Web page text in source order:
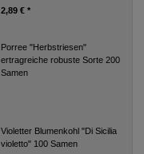
2,89 € *
Porree "Herbstriesen"
ertragreiche robuste Sorte 200
Samen
Violetter Blumenkohl "Di Sicilia
violetto" 100 Samen